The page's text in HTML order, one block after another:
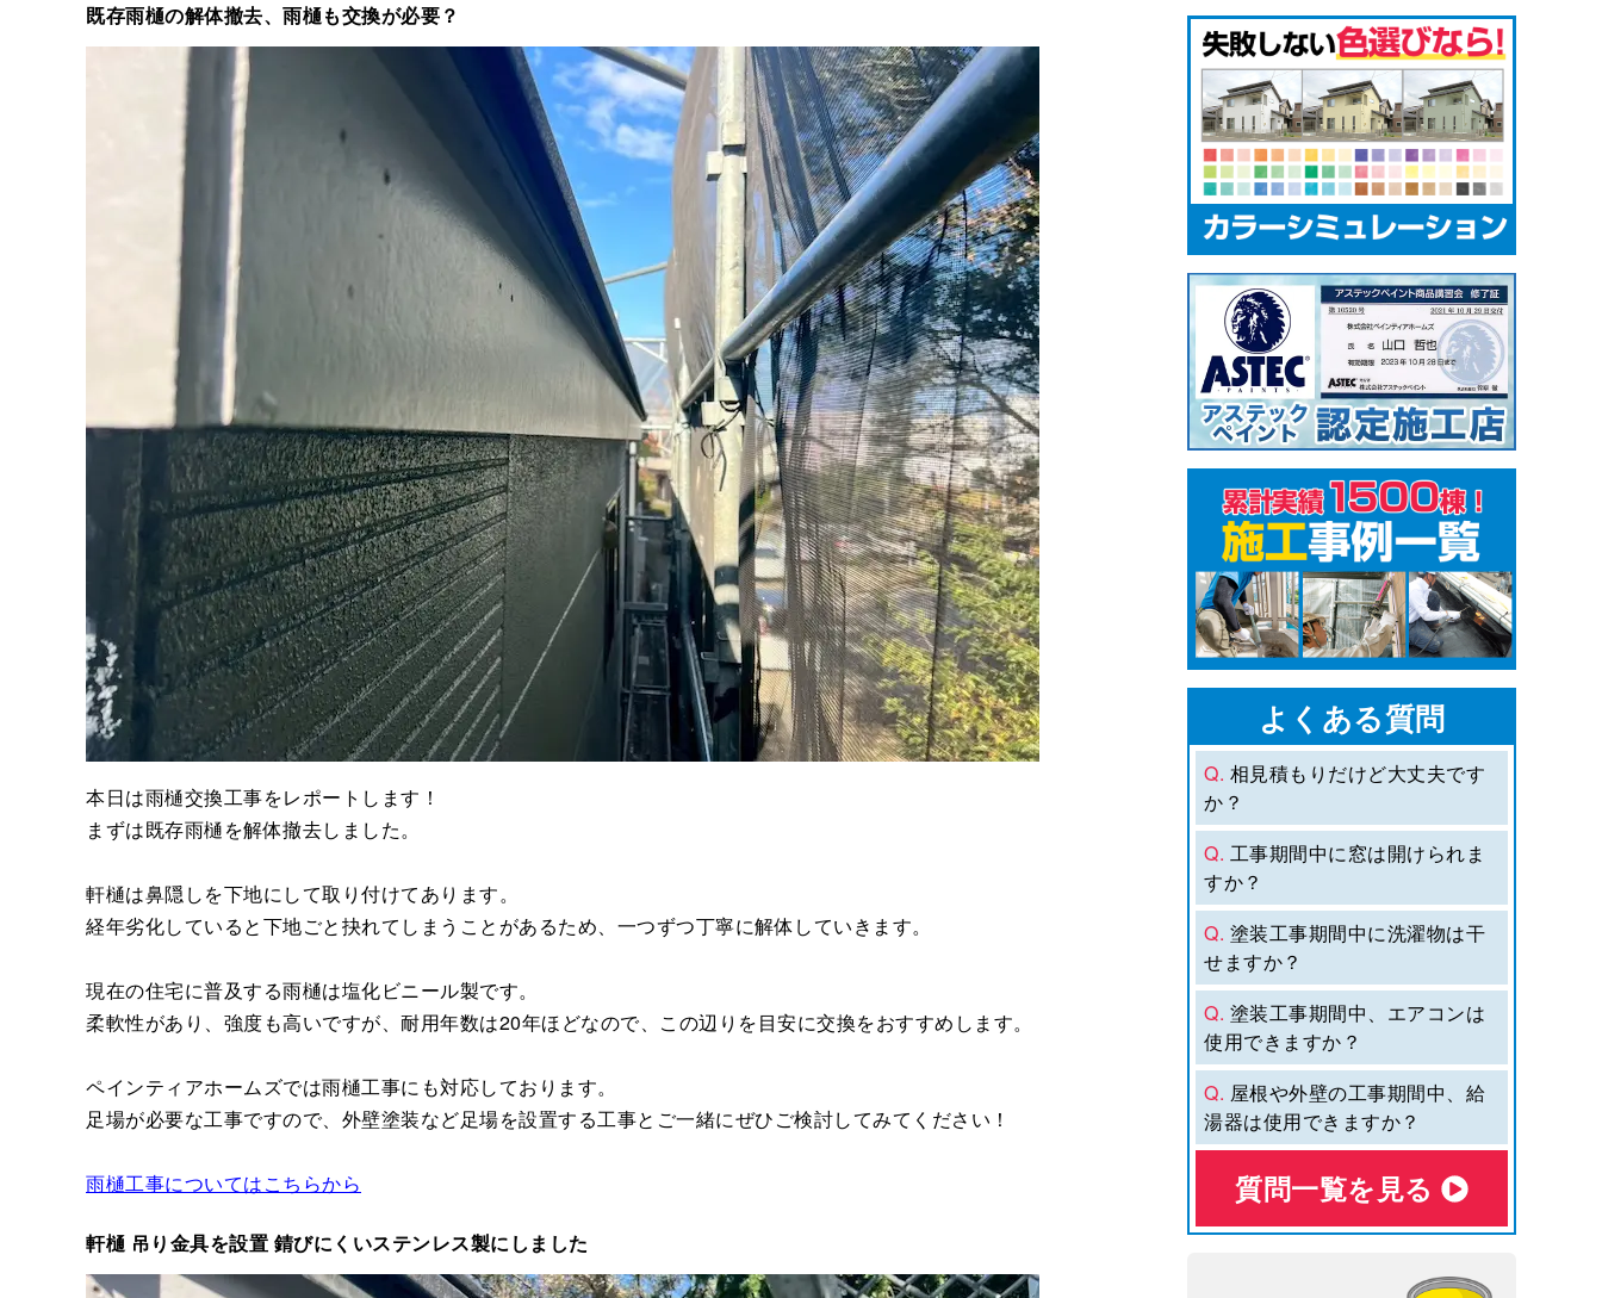
既存雨樋の解体撤去、雨樋も交換が必要？
本日は雨樋交換工事をレポートします！
まずは既存雨樋を解体撤去しました。
軒樋は鼻隠しを下地にして取り付けてあります。
経年劣化していると下地ごと抉れてしまうことがあるため、一つずつ丁寧に解体していきます。
現在の住宅に普及する雨樋は塩化ビニール製です。
柔軟性があり、強度も高いですが、耐用年数は20年ほどなので、この辺りを目安に交換をおすすめします。
ペインティアホームズでは雨樋工事にも対応しております。
足場が必要な工事ですので、外壁塗装など足場を設置する工事とご一緒にぜひご検討してみてください！
雨樋工事についてはこちらから
軒樋 吊り金具を設置 錆びにくいステンレス製にしました
よくある質問
Q. 相見積もりだけど大丈夫です
か？
Q. 工事期間中に窓は開けられま
すか？
Q. 塗装工事期間中に洗濯物は干
せますか？
Q. 塗装工事期間中、エアコンは
使用できますか？
Q. 屋根や外壁の工事期間中、給
湯器は使用できますか？
質問⼀覧を⾒る